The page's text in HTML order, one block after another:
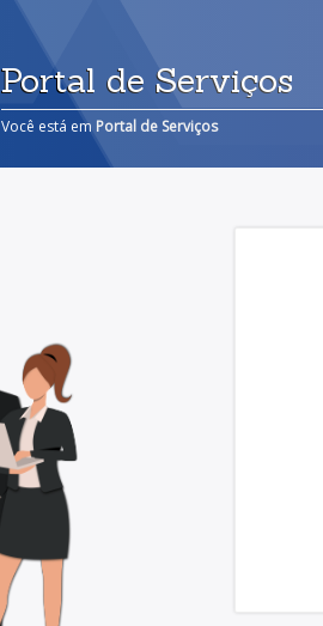
Portal de Serviços
Você está em Portal de Serviços